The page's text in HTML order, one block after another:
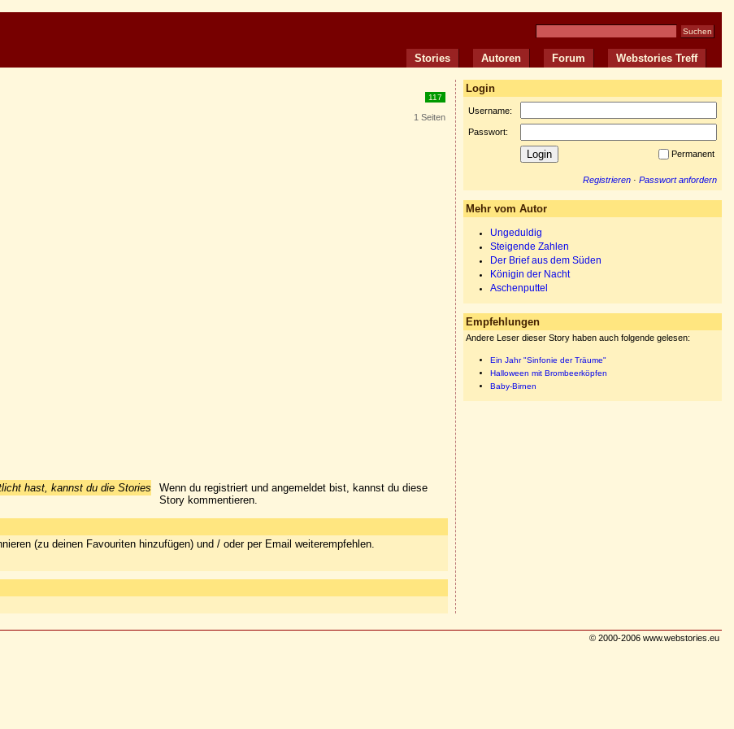
Stories Autoren Forum Webstories Treff
117
1 Seiten
hast, kannst du die Stories
Wenn du registriert und angemeldet bist, kannst du diese
Story kommentieren.
(zu deinen Favouriten hinzufügen) und / oder per Email weiterempfehlen.
Login
Username:
Passwort:
Permanent
Registrieren · Passwort anfordern
Mehr vom Autor
Ungeduldig
Steigende Zahlen
Der Brief aus dem Süden
Königin der Nacht
Aschenputtel
Empfehlungen
Andere Leser dieser Story haben auch folgende gelesen:
Ein Jahr "Sinfonie der Träume"
Halloween mit Brombeerköpfen
Baby-Birnen
© 2000-2006 www.webstories.eu